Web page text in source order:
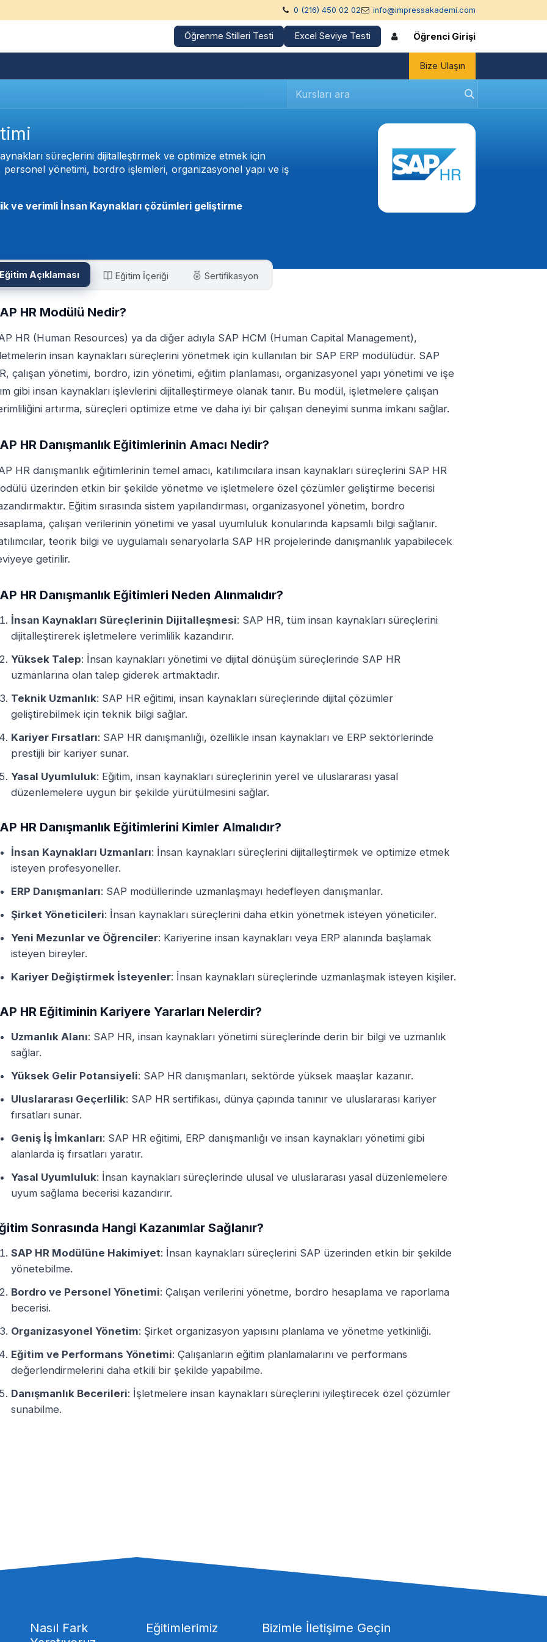
0 (216) 450 02 02 info@impressakademi.com
Öğrenme Stilleri Testi Excel Seviye Testi Öğrenci Girişi
Bize Ulaşın
süreçlerini dijitalleştirmek ve optimize etmek için
yönetimi, bordro işlemleri, organizasyonel yapı ve iş
ve verimli İnsan Kaynakları çözümleri geliştirme
Eğitim Açıklaması Eğitim İçeriği Sertifikasyon
HR Modülü Nedir?
HR (Human Resources) ya da diğer adıyla SAP HCM (Human Capital Management),
insan kaynakları süreçlerini yönetmek için kullanılan bir SAP ERP modülüdür. SAP
çalışan yönetimi, bordro, izin yönetimi, eğitim planlaması, organizasyonel yapı yönetimi ve işe
gibi insan kaynakları işlevlerini dijitalleştirmeye olanak tanır. Bu modül, işletmelere çalışan
artırma, süreçleri optimize etme ve daha iyi bir çalışan deneyimi sunma imkanı sağlar.
HR Danışmanlık Eğitimlerinin Amacı Nedir?
HR danışmanlık eğitimlerinin temel amacı, katılımcılara insan kaynakları süreçlerini SAP HR
üzerinden etkin bir şekilde yönetme ve işletmelere özel çözümler geliştirme becerisi
Eğitim sırasında sistem yapılandırması, organizasyonel yönetim, bordro
çalışan verilerinin yönetimi ve yasal uyumluluk konularında kapsamlı bilgi sağlanır.
teorik bilgi ve uygulamalı senaryolarla SAP HR projelerinde danışmanlık yapabilecek
getirilir.
HR Danışmanlık Eğitimleri Neden Alınmalıdır?
İnsan Kaynakları Süreçlerinin Dijitalleşmesi: SAP HR, tüm insan kaynakları süreçlerini
dijitalleştirerek işletmelere verimlilik kazandırır.
Yüksek Talep: İnsan kaynakları yönetimi ve dijital dönüşüm süreçlerinde SAP HR
uzmanlarına olan talep giderek artmaktadır.
Teknik Uzmanlık: SAP HR eğitimi, insan kaynakları süreçlerinde dijital çözümler
geliştirebilmek için teknik bilgi sağlar.
Kariyer Fırsatları: SAP HR danışmanlığı, özellikle insan kaynakları ve ERP sektörlerinde
prestijli bir kariyer sunar.
Yasal Uyumluluk: Eğitim, insan kaynakları süreçlerinin yerel ve uluslararası yasal
düzenlemelere uygun bir şekilde yürütülmesini sağlar.
HR Danışmanlık Eğitimlerini Kimler Almalıdır?
İnsan Kaynakları Uzmanları: İnsan kaynakları süreçlerini dijitalleştirmek ve optimize etmek
isteyen profesyoneller.
ERP Danışmanları: SAP modüllerinde uzmanlaşmayı hedefleyen danışmanlar.
Şirket Yöneticileri: İnsan kaynakları süreçlerini daha etkin yönetmek isteyen yöneticiler.
Yeni Mezunlar ve Öğrenciler: Kariyerine insan kaynakları veya ERP alanında başlamak
isteyen bireyler.
Kariyer Değiştirmek İsteyenler: İnsan kaynakları süreçlerinde uzmanlaşmak isteyen kişiler.
HR Eğitiminin Kariyere Yararları Nelerdir?
Uzmanlık Alanı: SAP HR, insan kaynakları yönetimi süreçlerinde derin bir bilgi ve uzmanlık
sağlar.
Yüksek Gelir Potansiyeli: SAP HR danışmanları, sektörde yüksek maaşlar kazanır.
Uluslararası Geçerlilik: SAP HR sertifikası, dünya çapında tanınır ve uluslararası kariyer
fırsatları sunar.
Geniş İş İmkanları: SAP HR eğitimi, ERP danışmanlığı ve insan kaynakları yönetimi gibi
alanlarda iş fırsatları yaratır.
Yasal Uyumluluk: İnsan kaynakları süreçlerinde ulusal ve uluslararası yasal düzenlemelere
uyum sağlama becerisi kazandırır.
Sonrasında Hangi Kazanımlar Sağlanır?
SAP HR Modülüne Hakimiyet: İnsan kaynakları süreçlerini SAP üzerinden etkin bir şekilde
yönetebilme.
Bordro ve Personel Yönetimi: Çalışan verilerini yönetme, bordro hesaplama ve raporlama
becerisi.
Organizasyonel Yönetim: Şirket organizasyon yapısını planlama ve yönetme yetkinliği.
Eğitim ve Performans Yönetimi: Çalışanların eğitim planlamalarını ve performans
değerlendirmelerini daha etkili bir şekilde yapabilme.
Danışmanlık Becerileri: İşletmelere insan kaynakları süreçlerini iyileştirecek özel çözümler
sunabilme.
Nasıl Fark
Eğitimlerimiz Bizimle İletişime Geçin